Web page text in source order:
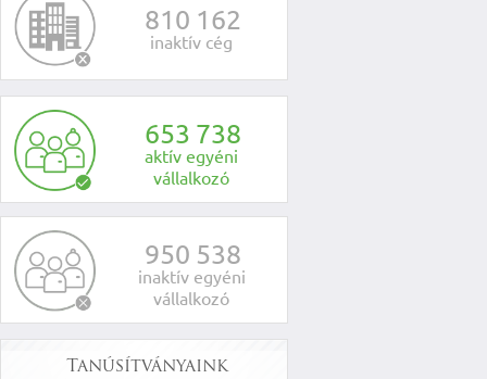
810 162
inaktív cég
653 738
aktív egyéni
vállalkozó
950 538
inaktív egyéni
vállalkozó
Tanúsítványaink